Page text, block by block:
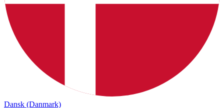
Dansk (Danmark)